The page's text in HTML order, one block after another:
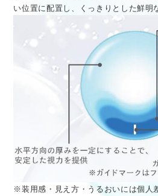
い位置に配置し、くっきりとした鮮明
※装用感・見え方・うるおいには個人